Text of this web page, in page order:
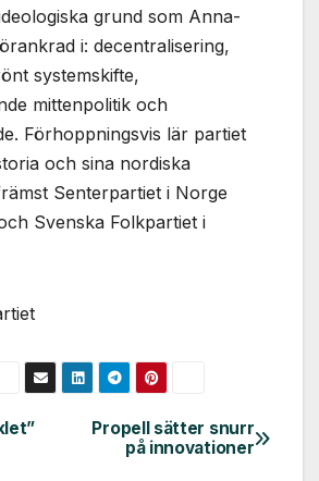
grund som Anna-
i: decentralisering,
systemskifte,
mittenpolitik och
Förhoppningsvis lär partiet
och sina nordiska
Senterpartiet i Norge
Svenska Folkpartiet i
Propell sätter snurr
på innovationer